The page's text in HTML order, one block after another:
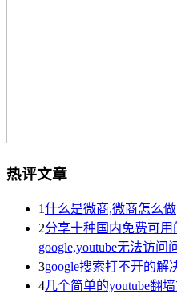
热评文章
1什么是微商,微商怎么做
2分享十种国内免费可
google,youtube无法访问
3google搜索打不开的解
4几个简单的youtube翻